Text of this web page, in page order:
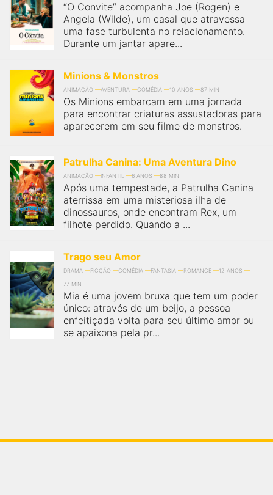
“O Convite” acompanha Joe (Rogen) e
Angela (Wilde), um casal que atravessa
uma fase turbulenta no relacionamento.
Durante um jantar apare...
Minions & Monstros
ANIMAÇÃO AVENTURA COMÉDIA 10 ANOS 87 MIN
Os Minions embarcam em uma jornada
para encontrar criaturas assustadoras para
aparecerem em seu filme de monstros.
Patrulha Canina: Uma Aventura Dino
ANIMAÇÃO INFANTIL 6 ANOS 88 MIN
Após uma tempestade, a Patrulha Canina
aterrissa em uma misteriosa ilha de
dinossauros, onde encontram Rex, um
filhote perdido. Quando a ...
Trago seu Amor
DRAMA FICÇÃO COMÉDIA FANTASIA ROMANCE
12 ANOS
77 MIN
Mia é uma jovem bruxa que tem um poder
único: através de um beijo, a pessoa
enfeitiçada volta para seu último amor ou
se apaixona pela pr...